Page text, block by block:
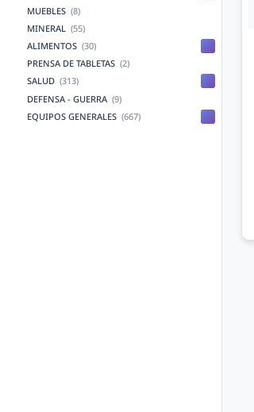
MUEBLES (8)
MINERAL
(55)
ALIMENTOS (30)
PRENSA DE TABLETAS (2)
SALUD (313)
DEFENSA - GUERRA (9)
EQUIPOS GENERALES (667)